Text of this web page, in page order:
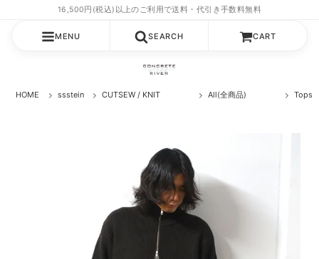
MENU SEARCH CART
HOME ssstein CUTSEW / KNIT All(全商品) Tops